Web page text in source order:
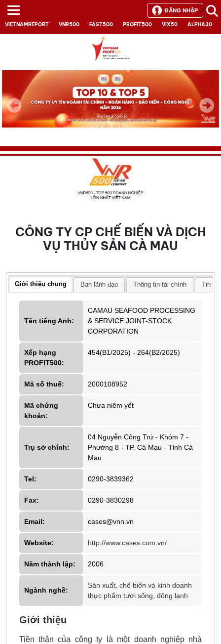
VIETNAMREPORT VNR500 FAST500 PROFIT500 VIX50 ALPHA30
ĐĂNG NHẬP
Next
CÔNG TY CP CHẾ BIẾN VÀ DỊCH
VỤ THỦY SẢN CÀ MAU
Giới thiệu chung Ban lãnh đạo Thông tin tài chính Tin
Tên tiếng Anh:
CAMAU SEAFOOD PROCESSING
& SERVICE JOINT-STOCK
CORPORATION
Xếp hạng
PROFIT500:
454(B1/2025) - 264(B2/2025)
Mã số thuế: 2000108952
Mã chứng
khoán:
Chưa niêm yết
Trụ sở chính:
04 Nguyễn Công Trứ - Khóm 7 -
Phường 8 - TP. Cà Mau - Tỉnh Cà
Mau
Tel: 0290-3839362
Fax: 0290-3830298
Email: cases@vnn.vn
Website: http://www.cases.com.vn/
Năm thành lập: 2006
Ngành nghề:
Sản xuất, chế biến và kinh doanh
thực phẩm tươi sống, đông lạnh
Giới thiệu
Tiền thân của công ty là một doanh nghiệp nhà